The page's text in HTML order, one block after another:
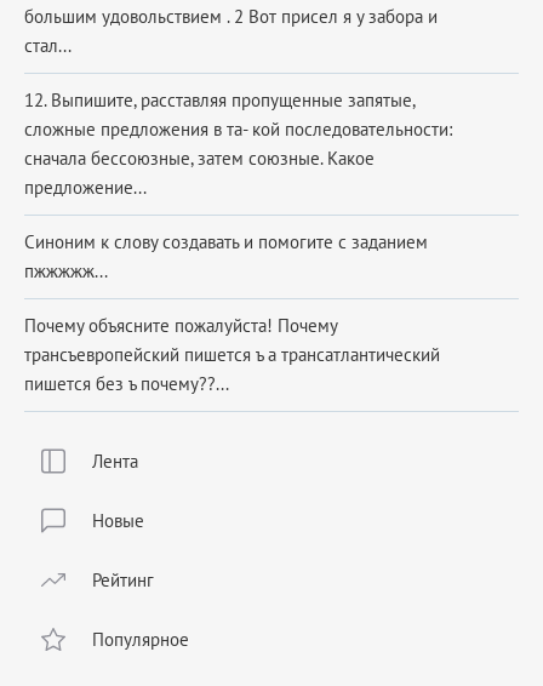
Лента
Новые
Рейтинг
Популярное
большим удовольствием . 2 Вот присел я у забора и
стал...
12. Выпишите, расставляя пропущенные запятые,
сложные предложения в та- кой последовательности:
сначала бессоюзные, затем союзные. Какое
предложение...
Синоним к слову создавать и помогите с заданием
пжжжжж​...
Почему объясните пожалуйста! Почему
трансъевропейский пишется ъ а трансатлантический
пишется без ъ почему??...